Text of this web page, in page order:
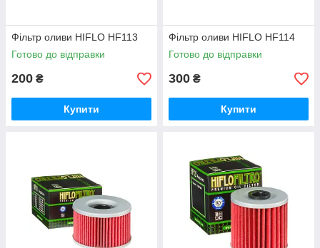
Фільтр оливи HIFLO HF113
Готово до відправки
200 ₴
Купити
Фільтр оливи HIFLO HF114
Готово до відправки
300 ₴
Купити